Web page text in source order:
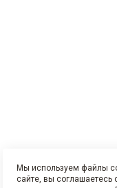
Мы используем файлы
сайте, вы